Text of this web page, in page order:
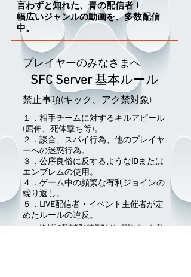
プレイヤーのみなさまへ
SFC Server基本ルール
禁止事項(キック、アク禁対象)
１．相手チームに対するキルアピール
(屈伸、死体撃ち等)。
２．談合、スパイ行為、他のプレイヤ
ーへの迷惑行為。
３．公序良俗に反するようなIDまたは
エンブレムの使用。
４．ゲーム中の頻繁な有利ジョインの
繰り返し。
​５． LIVE配信者・イベント主催者が定
めたルールの違反。
(※上記の配信者及び主催者とは、 SFCとサーバー利
​言わずと知れた、青の配信者！
幅広いジャンルの​動画を、多数配信
中。